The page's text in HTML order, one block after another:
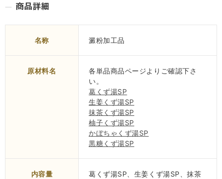
名称 澱粉加工品
原材料名
各単品商品ページよりご確認下さ
い。
葛くず湯SP
生姜くず湯SP
抹茶くず湯SP
柚子くず湯SP
かぼちゃくず湯SP
黒糖くず湯SP
内容量
葛くず湯SP、生姜くず湯SP、抹茶